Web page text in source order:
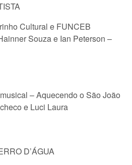
Cultural e FUNCEB
Souza e Ian Peterson –
– Aquecendo o São João
e Luci Laura
D’ÁGUA